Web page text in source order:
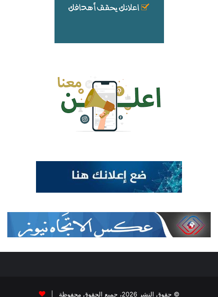
© حقوق النشر 2026، جميع الحقوق محفوظة |